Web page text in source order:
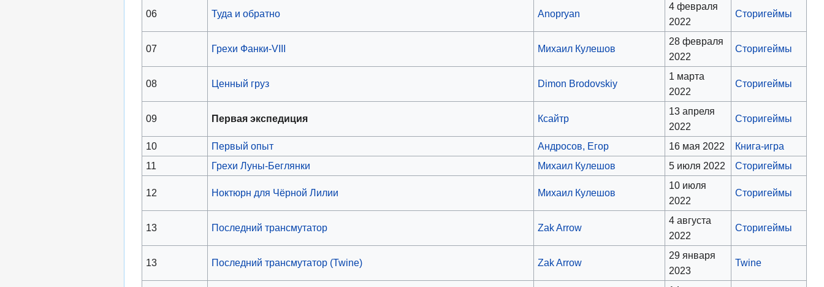
06 Туда и обратно Anopryan
4 февраля
2022
Сторигеймы
07 Грехи Фанки-VIII Михаил Кулешов
28 февраля
2022
Сторигеймы
08 Ценный груз Dimon Brodovskiy
1 марта
2022
Сторигеймы
09 Первая экспедиция Ксайтр
13 апреля
2022
Сторигеймы
10 Первый опыт Андросов, Егор 16 мая 2022
Книга-игра
11
Грехи Луны-Беглянки Михаил Кулешов 5 июля 2022 Сторигеймы
12 Ноктюрн для Чёрной Лилии Михаил Кулешов
10 июля
2022
Сторигеймы
13 Последний трансмутатор Zak Arrow
4 августа
2022
Сторигеймы
13 Последний трансмутатор (Twine) Zak Arrow
29 января
2023
Twine